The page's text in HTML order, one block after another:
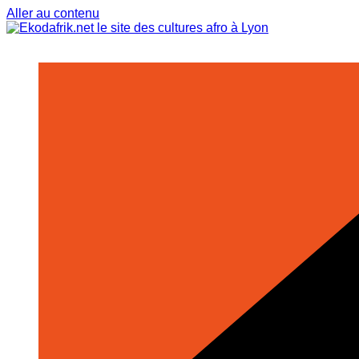
Aller au contenu